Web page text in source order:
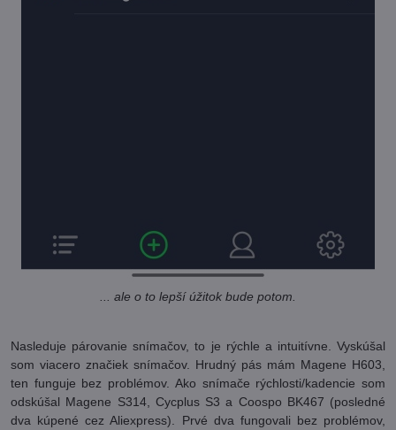
... ale o to lepší úžitok bude potom.
Nasleduje párovanie snímačov, to je rýchle a intuitívne. Vyskúšal
som viacero značiek snímačov. Hrudný pás mám Magene H603,
ten funguje bez problémov. Ako snímače rýchlosti/kadencie som
odskúšal Magene S314, Cycplus S3 a Coospo BK467 (posledné
dva kúpené cez Aliexpress). Prvé dva fungovali bez problémov,